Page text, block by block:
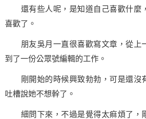
還有些人呢，是知道自己喜歡什麼
喜歡了。
朋友吳月一直很喜歡寫文章，從上
到了一份公眾號編輯的工作。
剛開始的時候興致勃勃，可是還沒
吐槽說她不想幹了。
細問下來，不過是覺得太痲煩了，